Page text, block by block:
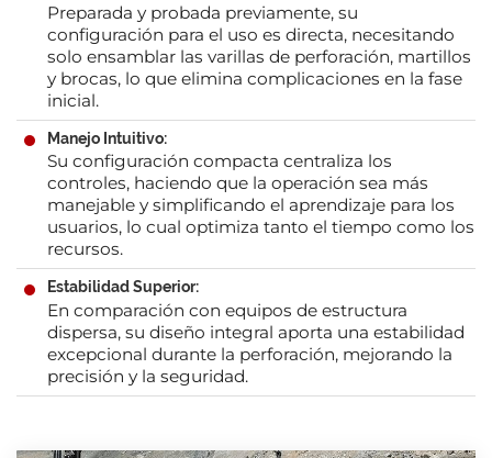
Preparada y probada previamente, su
configuración para el uso es directa, necesitando
solo ensamblar las varillas de perforación, martillos
y brocas, lo que elimina complicaciones en la fase
inicial.
Manejo Intuitivo:
Su configuración compacta centraliza los
controles, haciendo que la operación sea más
manejable y simplificando el aprendizaje para los
usuarios, lo cual optimiza tanto el tiempo como los
recursos.
Estabilidad Superior:
En comparación con equipos de estructura
dispersa, su diseño integral aporta una estabilidad
excepcional durante la perforación, mejorando la
precisión y la seguridad.